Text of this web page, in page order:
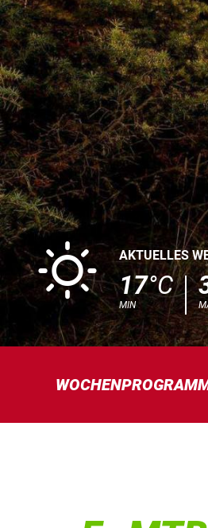
B AKTUELLES
17°C
MIN